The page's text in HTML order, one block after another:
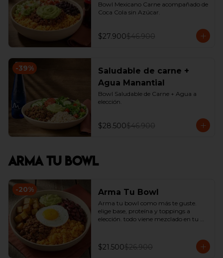
Bowl Mexicano Carne acompañado de
Coca Cola sin Azúcar.
$27.900$46.900
-39%
Saludable de carne +
Agua Manantial
Bowl Saludable de Carne + Agua a
elección.
$28.500$46.900
Arma Tu Bowl
-20% Arma Tu Bowl
Arma tu bowl como más te guste.
elige base, proteína y toppings a
elección. todo viene mezclado en tu
$21.500$26.900